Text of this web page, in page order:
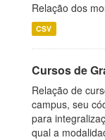
Relação dos
CSV
Cursos de
Relação de
campus, seu
para
qual a